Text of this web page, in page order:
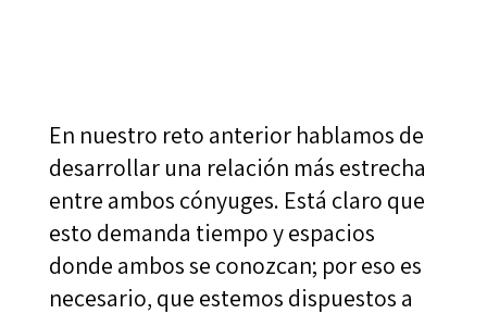
En nuestro reto anterior hablamos de
desarrollar una relación más estrecha
entre ambos cónyuges. Está claro que
esto demanda tiempo y espacios
donde ambos se conozcan; por eso es
necesario, que estemos dispuestos a